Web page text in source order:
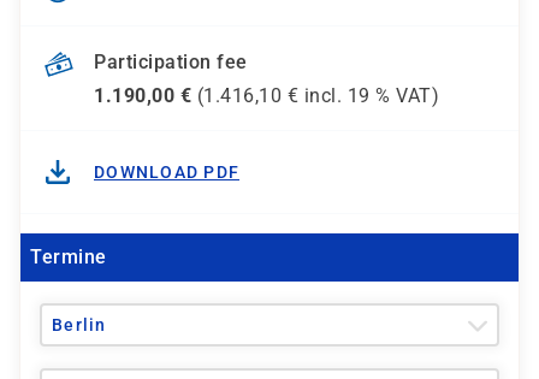
Participation fee
1.190,00 € (1.416,10 € incl. 19 % VAT)
DOWNLOAD PDF
Termine
Berlin